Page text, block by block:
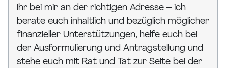
ihr bei mir an der richtigen Adresse – ich
berate euch inhaltlich und bezüglich möglicher
finanzieller Unterstützungen, helfe euch bei
der Ausformulierung und Antragstellung und
stehe euch mit Rat und Tat zur Seite bei der